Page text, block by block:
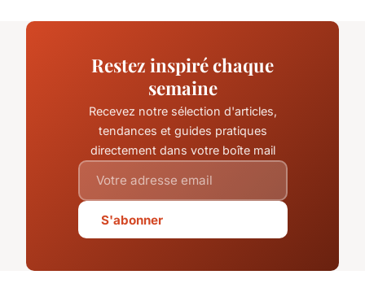
Restez inspiré chaque
semaine
Recevez notre sélection d'articles,
tendances et guides pratiques
directement dans votre boîte mail
S'abonner